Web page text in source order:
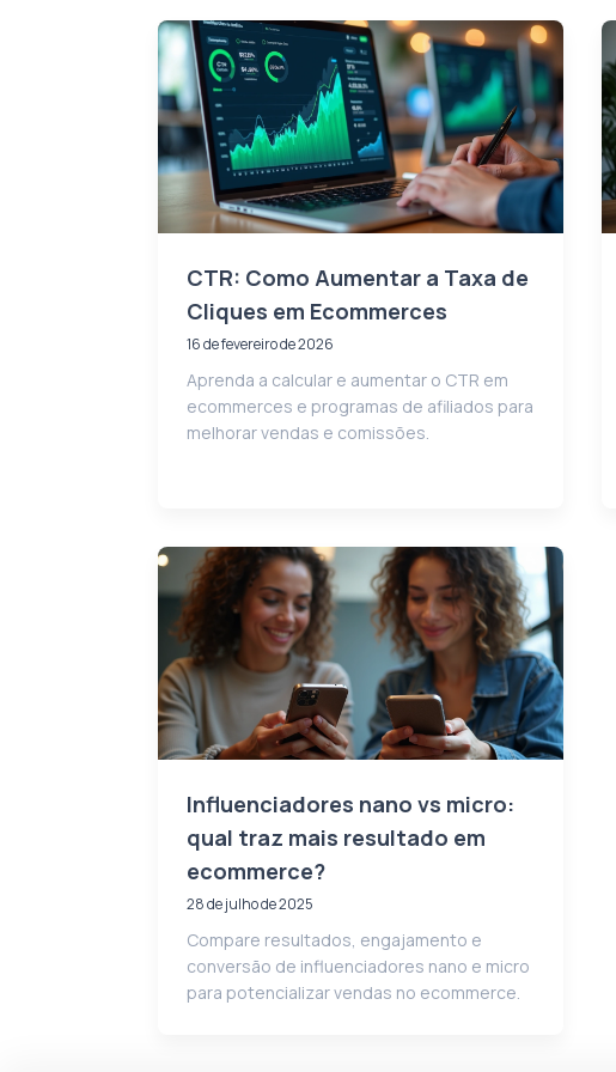
CTR: Como Aumentar a Taxa de
Cliques em Ecommerces
16 de fevereiro de 2026
Aprenda a calcular e aumentar o CTR em
ecommerces e programas de afiliados para
melhorar vendas e comissões.
Influenciadores nano vs micro:
qual traz mais resultado em
ecommerce?
28 de julho de 2025
Compare resultados, engajamento e
conversão de influenciadores nano e micro
para potencializar vendas no ecommerce.